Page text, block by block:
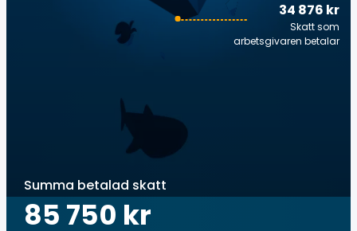
34 876 kr
Skatt som
arbetsgivaren betalar
Summa betalad skatt
85 750 kr